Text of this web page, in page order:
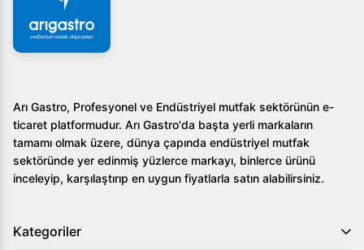
arasında üstün performansıyla öne çıkmaktadır.
Arı Gastro, Profesyonel ve Endüstriyel mutfak sektörünün e-
ticaret platformudur. Arı Gastro'da başta yerli markaların
tamamı olmak üzere, dünya çapında endüstriyel mutfak
sektöründe yer edinmiş yüzlerce markayı, binlerce ürünü
inceleyip, karşılaştırıp en uygun fiyatlarla satın alabilirsiniz.
Kategoriler